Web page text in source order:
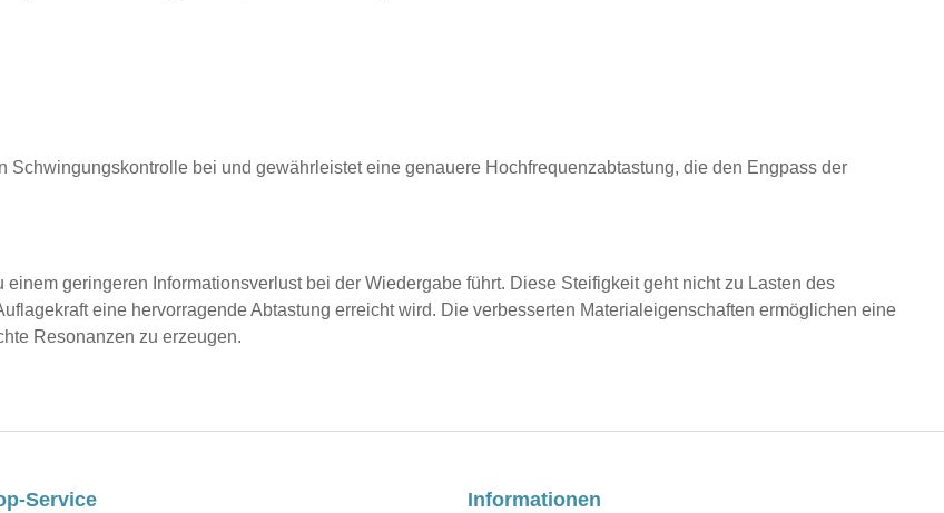
bei und gewährleistet eine genauere Hochfrequenzabtastung, die den Engpass der
geringeren Informationsverlust bei der Wiedergabe führt. Diese Steifigkeit geht nicht zu Lasten des
eine hervorragende Abtastung erreicht wird. Die verbesserten Materialeigenschaften ermöglichen eine
Resonanzen zu erzeugen.
Service Informationen